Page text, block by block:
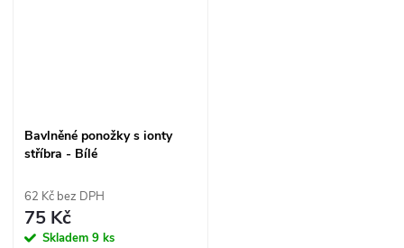
Bavlněné ponožky s ionty
stříbra - Bílé
62 Kč bez DPH
75 Kč
Skladem 9 ks